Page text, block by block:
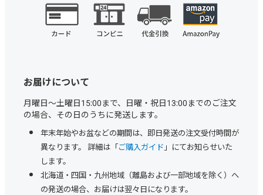
お届けについて
月曜日～土曜日15:00まで、日曜・祝日13:00までのご注文
の場合、その日のうちに発送します。
年末年始やお盆などの期間は、即日発送の注文受付時間が
異なります。 詳細は「ご購入ガイド 」にてお知らせいた
します。
北海道・四国・九州地域（離島および一部地域を除く）へ
の発送の場合、お届けは翌々日になります。